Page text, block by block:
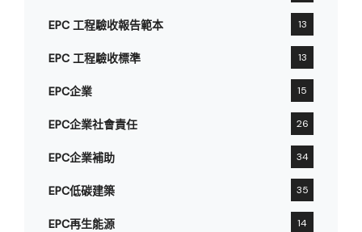
EPC 工程驗收報告範本 13
EPC 工程驗收標準 13
EPC企業 15
EPC企業社會責任 26
EPC企業補助 34
EPC低碳建築 35
EPC再生能源 14